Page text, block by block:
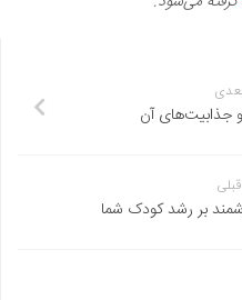
و جذابیت‌های آن
بر رشد کودک شما